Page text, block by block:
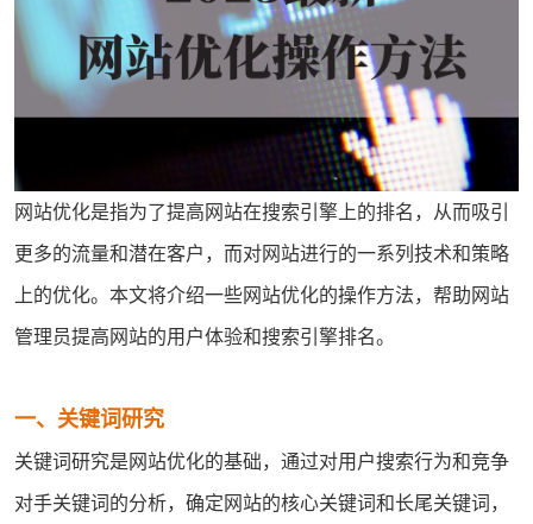
网站优化是指为了提高 网站在搜索引擎上的排名，从而吸引
更多的流量和潜在客户，而对网站进行的一系列技术和策略
上的优化。本文将介绍一些网站优化的操作方法，帮助网站
管理员提高网站的用户体验和搜索引擎排名。
一、关键词研究
关键词研究是网站优化的基础，通过对用户搜索行为和竞争
对手关键词的分析，确定网站的核心关键词和长尾关键词，